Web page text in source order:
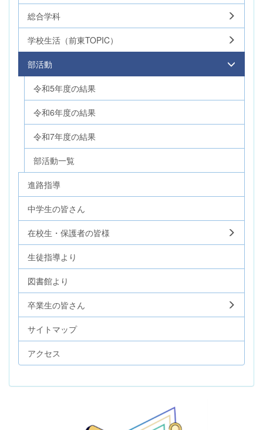
総合学科
学校生活（前東TOPIC）
部活動
令和5年度の結果
令和6年度の結果
令和7年度の結果
部活動一覧
進路指導
中学生の皆さん
在校生・保護者の皆様
生徒指導より
図書館より
卒業生の皆さん
サイトマップ
アクセス